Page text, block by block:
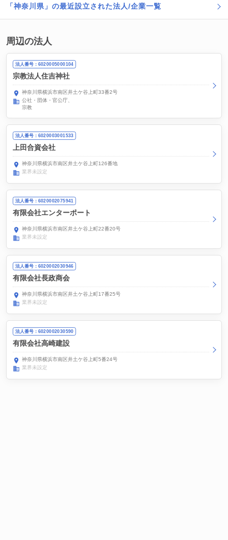
「神奈川県」の最近設立された法人/企業一覧
周辺の法人
法人番号：6020005000104
宗教法人住吉神社
神奈川県横浜市南区井土ケ谷上町33番2号
公社・団体・官公庁
宗教
法人番号：6020003001533
上田合資会社
神奈川県横浜市南区井土ケ谷上町126番地
業界未設定
法人番号：6020002075941
有限会社エンターポート
神奈川県横浜市南区井土ケ谷上町22番20号
業界未設定
法人番号：6020002030946
有限会社長政商会
神奈川県横浜市南区井土ケ谷上町17番25号
業界未設定
法人番号：6020002030590
有限会社高崎建設
神奈川県横浜市南区井土ケ谷上町5番24号
業界未設定